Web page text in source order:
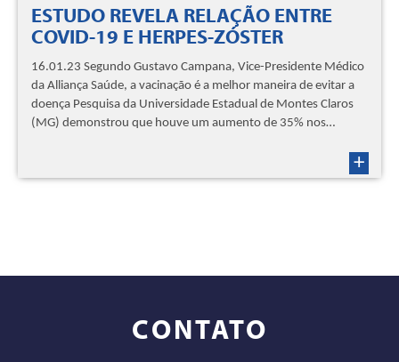
ESTUDO REVELA RELAÇÃO ENTRE
COVID-19 E HERPES-ZÓSTER
16.01.23 Segundo Gustavo Campana, Vice-Presidente Médico
da Alliança Saúde, a vacinação é a melhor maneira de evitar a
doença Pesquisa da Universidade Estadual de Montes Claros
(MG) demonstrou que houve um aumento de 35% nos…
+
CONTATO